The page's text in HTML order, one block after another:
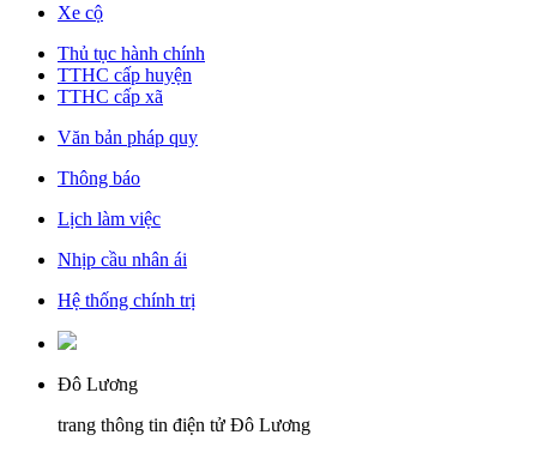
Xe cộ
Thủ tục hành chính
TTHC cấp huyện
TTHC cấp xã
Văn bản pháp quy
Thông báo
Lịch làm việc
Nhịp cầu nhân ái
Hệ thống chính trị
Đô Lương
trang thông tin điện tử Đô Lương